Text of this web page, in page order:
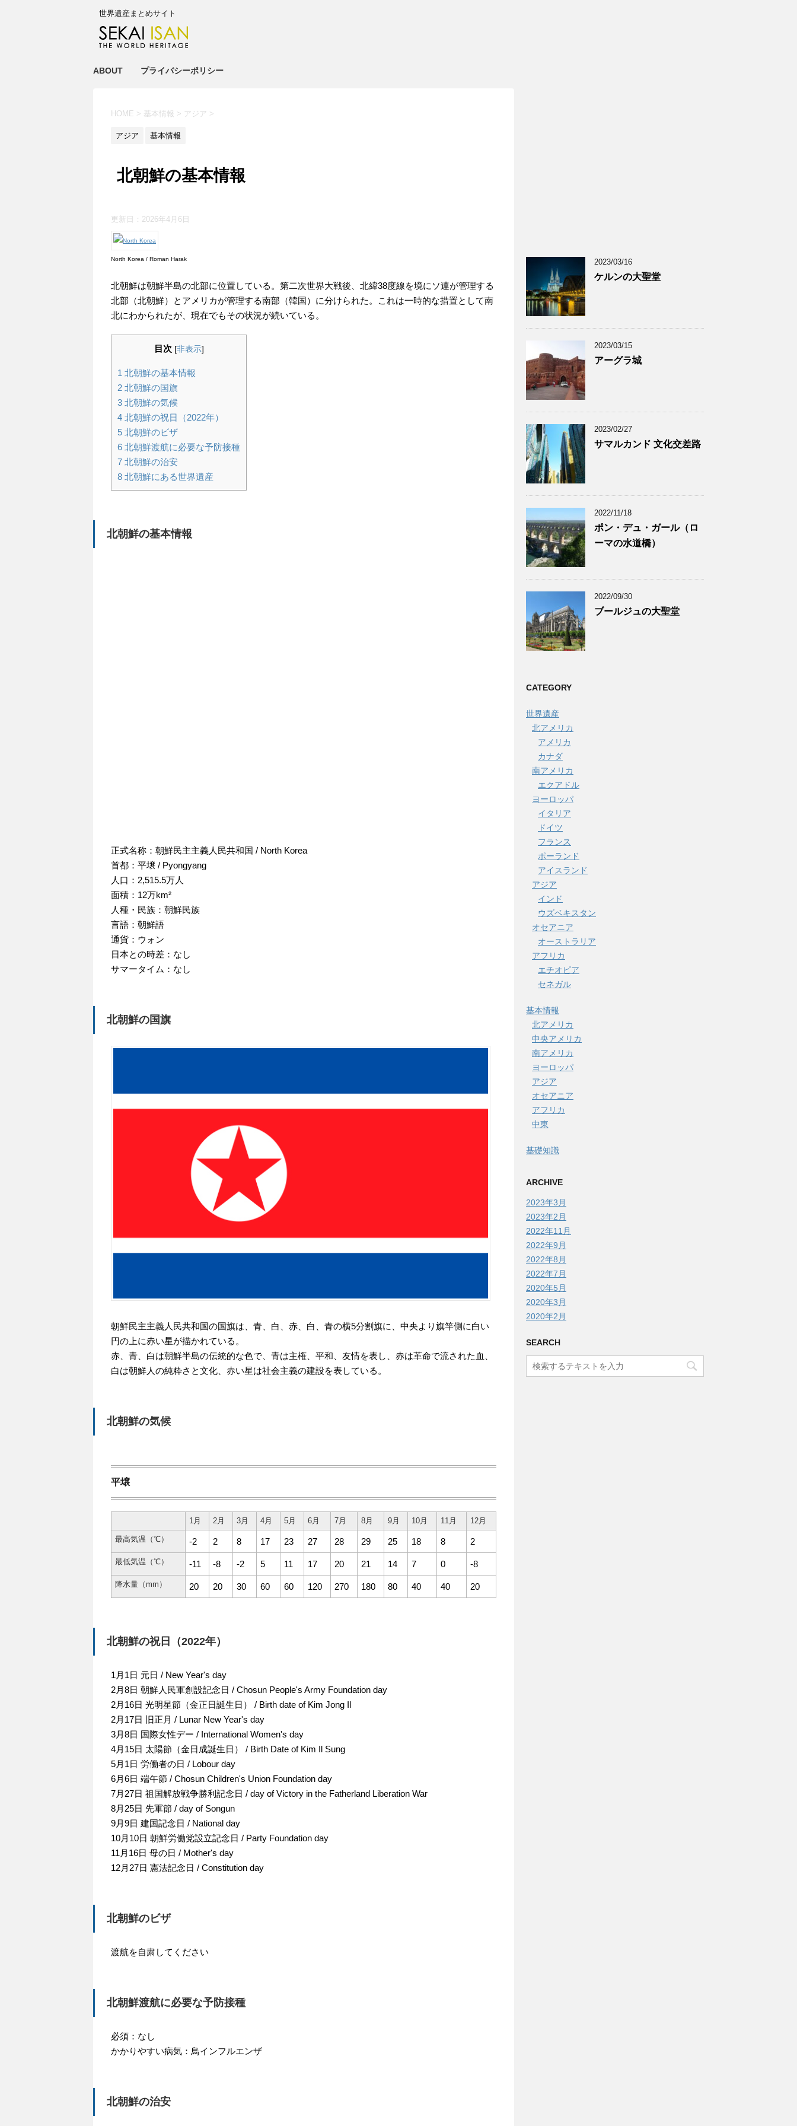
世界遺産まとめサイト
ABOUT プライバシーポリシー
HOME > 基本情報 > アジア >
アジア 基本情報
北朝鮮の基本情報
更新日： 2026年4月6日
North Korea / Roman Harak
北朝鮮は朝鮮半島の北部に位置している。第二次世界大戦後、北緯38度線を境にソ連が管理する
北部（北朝鮮）とアメリカが管理する南部（韓国）に分けられた。これは一時的な措置として南
北にわかられたが、現在でもその状況が続いている。
目次 [非表示]
1 北朝鮮の基本情報
2 北朝鮮の国旗
3 北朝鮮の気候
4 北朝鮮の祝日（2022年）
5 北朝鮮のビザ
6 北朝鮮渡航に必要な予防接種
7 北朝鮮の治安
8 北朝鮮にある世界遺産
北朝鮮の基本情報
正式名称：朝鮮民主主義人民共和国 / North Korea
首都：平壌 / Pyongyang
人口：2,515.5万人
面積：12万km²
人種・民族：朝鮮民族
言語：朝鮮語
通貨：ウォン
日本との時差：なし
サマータイム：なし
北朝鮮の国旗
朝鮮民主主義人民共和国の国旗は、青、白、赤、白、青の横5分割旗に、中央より旗竿側に白い
円の上に赤い星が描かれている。
赤、青、白は朝鮮半島の伝統的な色で、青は主権、平和、友情を表し、赤は革命で流された血、
白は朝鮮人の純粋さと文化、赤い星は社会主義の建設を表している。
北朝鮮の気候
平壌
1月 2月 3月 4月 5月 6月 7月 8月 9月 10月 11月 12月
最高気温（℃） -2 2 8 17 23 27 28 29 25 18 8 2
最低気温（℃） -11 -8 -2 5 11 17 20 21 14 7 0 -8
降水量（mm） 20 20 30 60 60 120 270 180 80 40 40 20
北朝鮮の祝日（2022年）
1月1日 元日 / New Year's day
2月8日 朝鮮人民軍創設記念日 / Chosun People's Army Foundation day
2月16日 光明星節（金正日誕生日） / Birth date of Kim Jong Il
2月17日 旧正月 / Lunar New Year's day
3月8日 国際女性デー / International Women's day
4月15日 太陽節（金日成誕生日） / Birth Date of Kim Il Sung
5月1日 労働者の日 / Lobour day
6月6日 端午節 / Chosun Children's Union Foundation day
7月27日 祖国解放戦争勝利記念日 / day of Victory in the Fatherland Liberation War
8月25日 先軍節 / day of Songun
9月9日 建国記念日 / National day
10月10日 朝鮮労働党設立記念日 / Party Foundation day
11月16日 母の日 / Mother's day
12月27日 憲法記念日 / Constitution day
北朝鮮のビザ
渡航を自粛してください
北朝鮮渡航に必要な予防接種
必須：なし
かかりやすい病気：鳥インフルエンザ
北朝鮮の治安
2023/03/16
ケルンの大聖堂
2023/03/15
アーグラ城
2023/02/27
サマルカンド 文化交差路
2022/11/18
ポン・デュ・ガール（ロ
ーマの水道橋）
2022/09/30
ブールジュの大聖堂
CATEGORY
世界遺産
北アメリカ
アメリカ
カナダ
南アメリカ
エクアドル
ヨーロッパ
イタリア
ドイツ
フランス
ポーランド
アイスランド
アジア
インド
ウズベキスタン
オセアニア
オーストラリア
アフリカ
エチオピア
セネガル
基本情報
北アメリカ
中央アメリカ
南アメリカ
ヨーロッパ
アジア
オセアニア
アフリカ
中東
基礎知識
ARCHIVE
2023年3月
2023年2月
2022年11月
2022年9月
2022年8月
2022年7月
2020年5月
2020年3月
2020年2月
SEARCH